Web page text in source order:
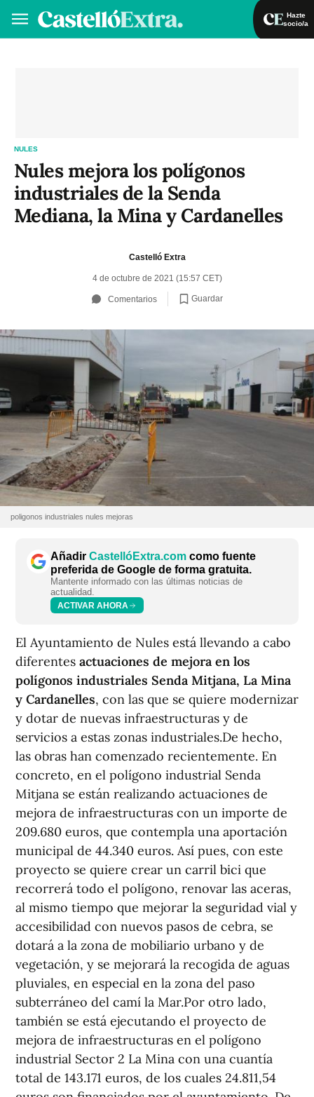
Hazte
socio/a
NULES
Nules mejora los polígonos
industriales de la Senda
Mediana, la Mina y Cardanelles
Castelló Extra
4 de octubre de 2021 (15:57 CET)
Comentarios Guardar
poligonos industriales nules mejoras
Añadir CastellóExtra.com como fuente
preferida de Google de forma gratuita.
Mantente informado con las últimas noticias de
actualidad.
ACTIVAR AHORA
El Ayuntamiento de Nules está llevando a cabo
diferentes actuaciones de mejora en los
polígonos industriales Senda Mitjana, La Mina
y Cardanelles, con las que se quiere modernizar
y dotar de nuevas infraestructuras y de
servicios a estas zonas industriales.De hecho,
las obras han comenzado recientemente. En
concreto, en el polígono industrial Senda
Mitjana se están realizando actuaciones de
mejora de infraestructuras con un importe de
209.680 euros, que contempla una aportación
municipal de 44.340 euros. Así pues, con este
proyecto se quiere crear un carril bici que
recorrerá todo el polígono, renovar las aceras,
al mismo tiempo que mejorar la seguridad vial y
accesibilidad con nuevos pasos de cebra, se
dotará a la zona de mobiliario urbano y de
vegetación, y se mejorará la recogida de aguas
pluviales, en especial en la zona del paso
subterráneo del camí la Mar.Por otro lado,
también se está ejecutando el proyecto de
mejora de infraestructuras en el polígono
industrial Sector 2 La Mina con una cuantía
total de 143.171 euros, de los cuales 24.811,54